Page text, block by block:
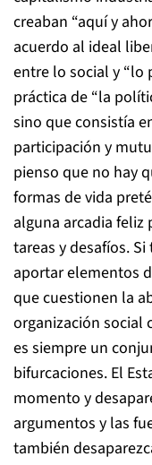
creaban “aquí y
acuerdo al ideal
entre lo social y “lo
práctica de “la
sino que consistía
participación y
pienso que no hay
formas de vida
alguna arcadia feliz
tareas y desafíos.
aportar elementos
que cuestionen la
organización social
es siempre un
bifurcaciones. El
momento y
argumentos y las
también